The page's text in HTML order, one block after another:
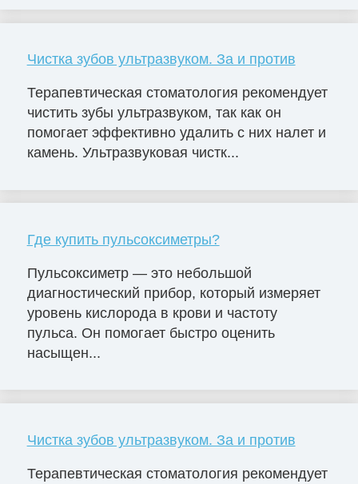
Чистка зубов ультразвуком. За и против
Терапевтическая стоматология рекомендует
чистить зубы ультразвуком, так как он
помогает эффективно удалить с них налет и
камень. Ультразвуковая чистк...
Где купить пульсоксиметры?
Пульсоксиметр — это небольшой
диагностический прибор, который измеряет
уровень кислорода в крови и частоту
пульса. Он помогает быстро оценить
насыщен...
Чистка зубов ультразвуком. За и против
Терапевтическая стоматология рекомендует